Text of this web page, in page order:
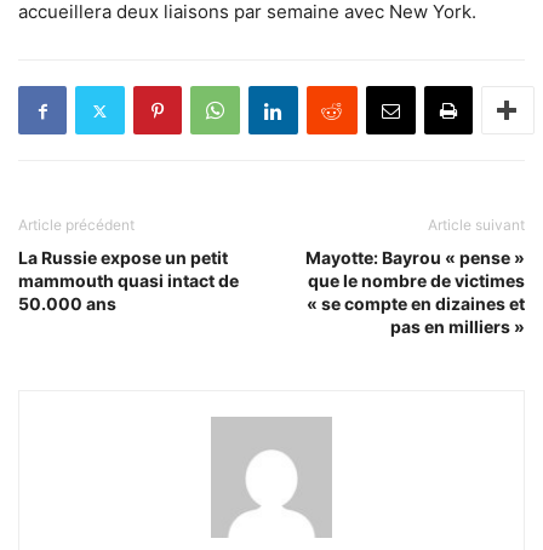
accueillera deux liaisons par semaine avec New York.
Article précédent
La Russie expose un petit
mammouth quasi intact de
50.000 ans
Article suivant
Mayotte: Bayrou « pense »
que le nombre de victimes
« se compte en dizaines et
pas en milliers »